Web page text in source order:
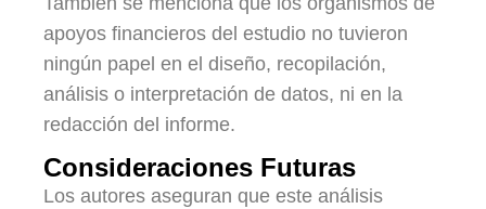
apoyos financieros del estudio no tuvieron
ningún papel en el diseño, recopilación,
análisis o interpretación de datos, ni en la
redacción del informe.
Consideraciones Futuras
Los autores aseguran que este análisis